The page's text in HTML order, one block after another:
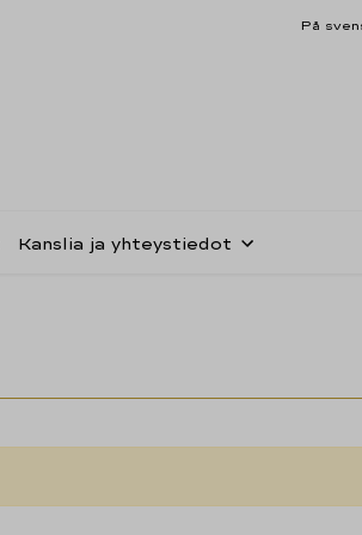
På
Kanslia ja yhteystiedot